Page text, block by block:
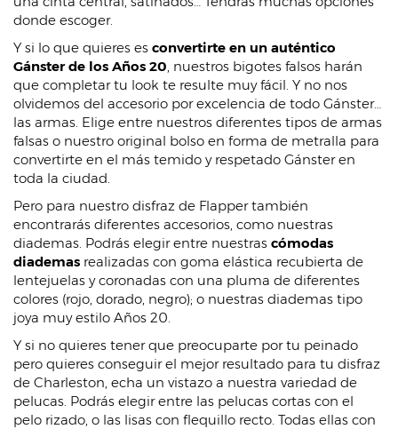
donde escoger.
Y si lo que quieres es convertirte en un auténtico
Gánster de los Años 20, nuestros bigotes falsos harán
que completar tu look te resulte muy fácil. Y no nos
olvidemos del accesorio por excelencia de todo Gánster…
las armas. Elige entre nuestros diferentes tipos de armas
falsas o nuestro original bolso en forma de metralla para
convertirte en el más temido y respetado Gánster en
toda la ciudad.
Pero para nuestro disfraz de Flapper también
encontrarás diferentes accesorios, como nuestras
diademas. Podrás elegir entre nuestras cómodas
diademas realizadas con goma elástica recubierta de
lentejuelas y coronadas con una pluma de diferentes
colores (rojo, dorado, negro); o nuestras diademas tipo
joya muy estilo Años 20.
Y si no quieres tener que preocuparte por tu peinado
pero quieres conseguir el mejor resultado para tu disfraz
de Charleston, echa un vistazo a nuestra variedad de
pelucas. Podrás elegir entre las pelucas cortas con el
pelo rizado, o las lisas con flequillo recto. Todas ellas con